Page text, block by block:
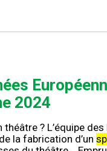
2024
théâtre ? L’équipe
la fabrication d’un